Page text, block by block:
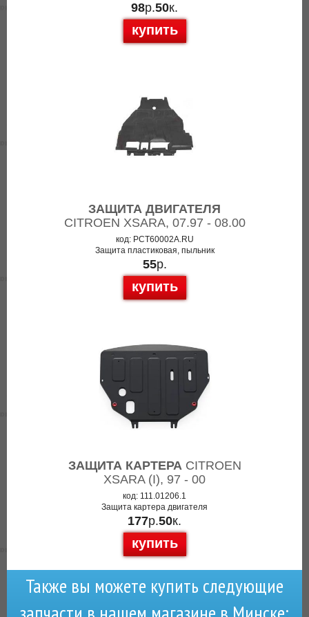
98р.50к.
купить
ЗАЩИТА ДВИГАТЕЛЯ
CITROEN XSARA, 07.97 - 08.00
код: PCT60002A.RU
Защита пластиковая, пыльник
55р.
купить
ЗАЩИТА КАРТЕРАCITROEN
XSARA (I), 97 - 00
код: 111.01206.1
Защита картера двигателя
177р.50к.
купить
Также вы можете купить следующие